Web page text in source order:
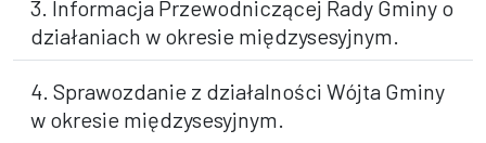
3. Informacja Przewodniczącej Rady Gminy o
działaniach w okresie międzysesyjnym.
4. Sprawozdanie z działalności Wójta Gminy
w okresie międzysesyjnym.